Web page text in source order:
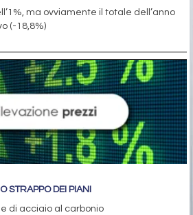
ma ovviamente il totale dell’anno
(-18,8%)
STRAPPO DEI PIANI
di acciaio al carbonio